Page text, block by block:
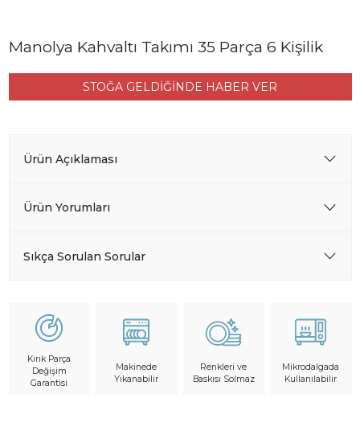
Manolya Kahvaltı Takımı 35 Parça 6 Kişilik
STOĞA GELDİĞİNDE HABER VER
Ürün Açıklaması
Ürün Yorumları
Sıkça Sorulan Sorular
Kırık Parça
Değişim
Garantisi
Makinede
Yıkanabilir
Renkleri ve
Baskısı Solmaz
Mikrodalgada
Kullanılabilir